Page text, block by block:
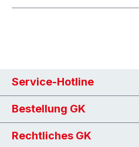
Service-Hotline
Bestellung GK
Rechtliches GK